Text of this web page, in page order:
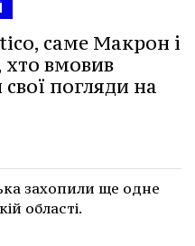
саме Макрон і
хто вмовив
погляди на
захопили ще одне
області.